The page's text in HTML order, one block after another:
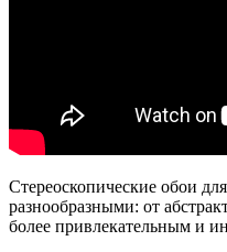
Стереоскопические обои
разнообразными: от
более привлекательным и